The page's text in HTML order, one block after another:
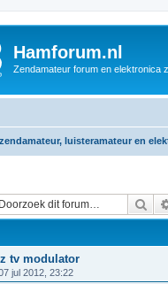
Hamforum.nl
Zendamateur forum en elektronica
luisteramateur en
tv modulator
jul 2012, 23:22